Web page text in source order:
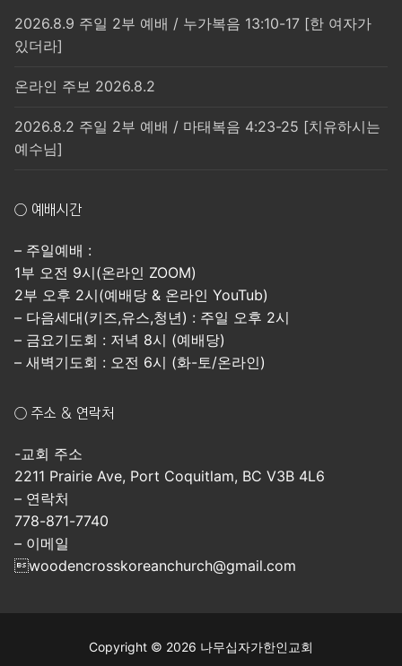
2026.8.9 주일 2부 예배 / 누가복음 13:10-17 [한 여자가
있더라]
온라인 주보 2026.8.2
2026.8.2 주일 2부 예배 / 마태복음 4:23-25 [치유하시는
예수님]
○ 예배시간
– 주일예배 :
1부 오전 9시(온라인 ZOOM)
2부 오후 2시(예배당 & 온라인 YouTub)
– 다음세대(키즈,유스,청년) : 주일 오후 2시
– 금요기도회 : 저녁 8시 (예배당)
– 새벽기도회 : 오전 6시 (화-토/온라인)
○ 주소 & 연락처
-교회 주소
2211 Prairie Ave, Port Coquitlam, BC V3B 4L6
– 연락처
778-871-7740
– 이메일
woodencrosskoreanchurch@gmail.com
Copyright © 2026 나무십자가한인교회